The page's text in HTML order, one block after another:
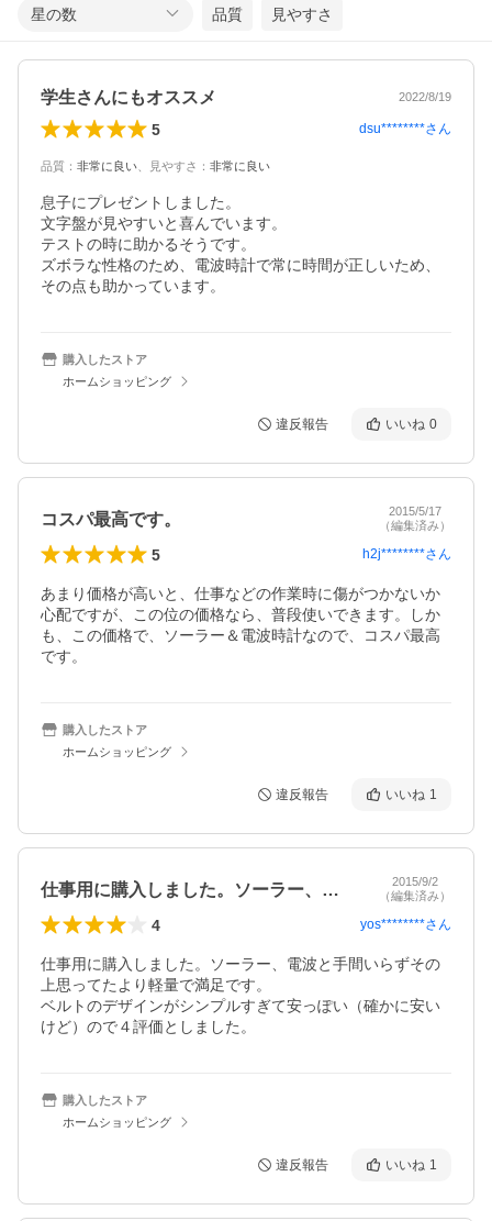
星の数 品質 見やすさ
学生さんにもオススメ 2022/8/19
5 dsu********さん
品質 ： 非常に良い 見やすさ ： 非常に良い
息子にプレゼントしました。
文字盤が見やすいと喜んでいます。
テストの時に助かるそうです。
ズボラな性格のため、電波時計で常に時間が正しいため、
その点も助かっています。
購入したストア
ホームショッピング
違反報告 いいね 0
コスパ最高です。
2015/5/17
（編集済み）
5 h2j********さん
あまり価格が高いと、仕事などの作業時に傷がつかないか
心配ですが、この位の価格なら、普段使いできます。しか
も、この価格で、ソーラー＆電波時計なので、コスパ最高
です。
購入したストア
ホームショッピング
違反報告 いいね 1
仕事用に購入しました。ソーラー、電波と…
2015/9/2
（編集済み）
4 yos********さん
仕事用に購入しました。ソーラー、電波と手間いらずその
上思ってたより軽量で満足です。
ベルトのデザインがシンプルすぎて安っぽい（確かに安い
けど）ので４評価としました。
購入したストア
ホームショッピング
違反報告 いいね 1